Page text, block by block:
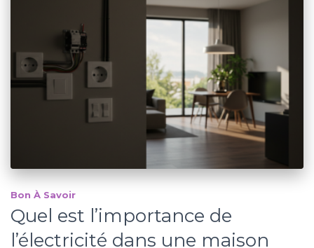
Bon À Savoir
Quel est l’importance de
l’électricité dans une maison